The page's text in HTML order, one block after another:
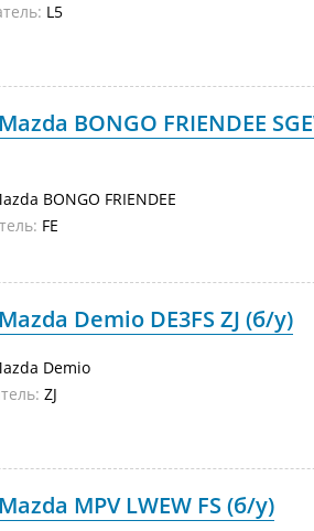
L5
BONGO FRIENDEE
BONGO FRIENDEE
FE
Demio DE3FS ZJ (б/у)
Demio
ZJ
MPV LWEW FS (б/у)